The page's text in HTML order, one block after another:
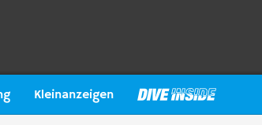
Kleinanzeigen